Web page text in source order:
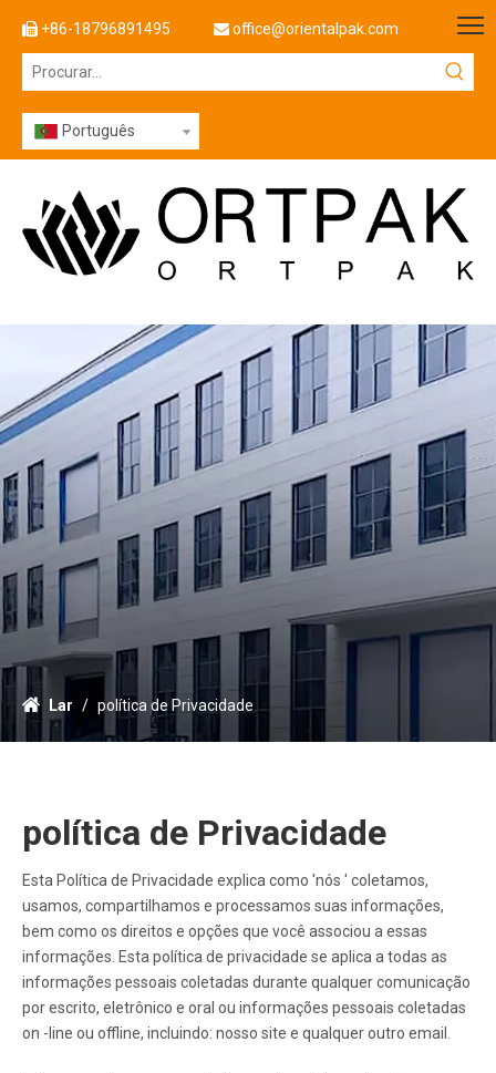
 +86-18796891495  office@orientalpak.com
Português
Lar / política de Privacidade
política de Privacidade
Esta Política de Privacidade explica como 'nós ' coletamos,
usamos, compartilhamos e processamos suas informações,
bem como os direitos e opções que você associou a essas
informações. Esta política de privacidade se aplica a todas as
informações pessoais coletadas durante qualquer comunicação
por escrito, eletrônico e oral ou informações pessoais coletadas
on -line ou offline, incluindo: nosso site e qualquer outro email.